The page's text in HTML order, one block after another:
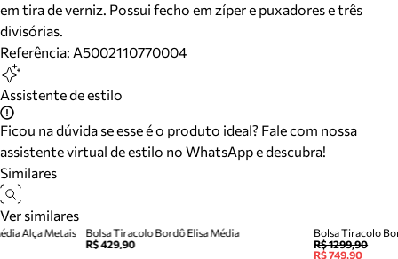
em tira de verniz. Possui fecho em zíper e puxadores e três
divisórias.
Referência: A5002110770004
Assistente de estilo
Ficou na dúvida se esse é o produto ideal? Fale com nossa
assistente virtual de estilo no WhatsApp e descubra!
Similares
Ver similares
Bolsa Tiracolo Bordô Elisa Média
R$ 429,90
Bolsa Tiracolo
R$ 1299,90
R$ 749,90
Alça Metais